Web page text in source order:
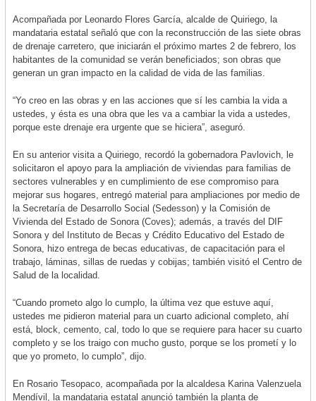
Acompañada por Leonardo Flores García, alcalde de Quiriego, la
mandataria estatal señaló que con la reconstrucción de las siete obras
de drenaje carretero, que iniciarán el próximo martes 2 de febrero, los
habitantes de la comunidad se verán beneficiados; son obras que
generan un gran impacto en la calidad de vida de las familias.
“Yo creo en las obras y en las acciones que sí les cambia la vida a
ustedes, y ésta es una obra que les va a cambiar la vida a ustedes,
porque este drenaje era urgente que se hiciera”, aseguró.
En su anterior visita a Quiriego, recordó la gobernadora Pavlovich, le
solicitaron el apoyo para la ampliación de viviendas para familias de
sectores vulnerables y en cumplimiento de ese compromiso para
mejorar sus hogares, entregó material para ampliaciones por medio de
la Secretaría de Desarrollo Social (Sedesson) y la Comisión de
Vivienda del Estado de Sonora (Coves); además, a través del DIF
Sonora y del Instituto de Becas y Crédito Educativo del Estado de
Sonora, hizo entrega de becas educativas, de capacitación para el
trabajo, láminas, sillas de ruedas y cobijas; también visitó el Centro de
Salud de la localidad.
“Cuando prometo algo lo cumplo, la última vez que estuve aquí,
ustedes me pidieron material para un cuarto adicional completo, ahí
está, block, cemento, cal, todo lo que se requiere para hacer su cuarto
completo y se los traigo con mucho gusto, porque se los prometí y lo
que yo prometo, lo cumplo”, dijo.
En Rosario Tesopaco, acompañada por la alcaldesa Karina Valenzuela
Mendívil, la mandataria estatal anunció también la planta de